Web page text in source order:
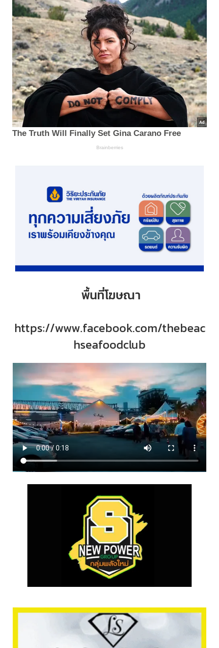
พื้นที่โฆษณา
https://www.facebook.com/thebeac
hseafoodclub